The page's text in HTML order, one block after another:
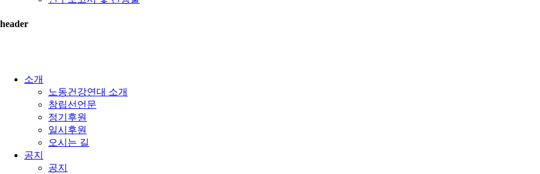
header
소개
노동건강연대 소개
창립선언문
정기후원
일시후원
오시는 길
공지
공지